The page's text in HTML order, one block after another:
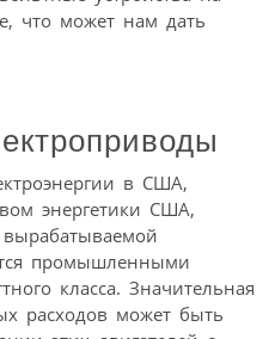
что может нам дать
в США,
энергетики США,
промышленными
класса. Значительная
расходов может быть